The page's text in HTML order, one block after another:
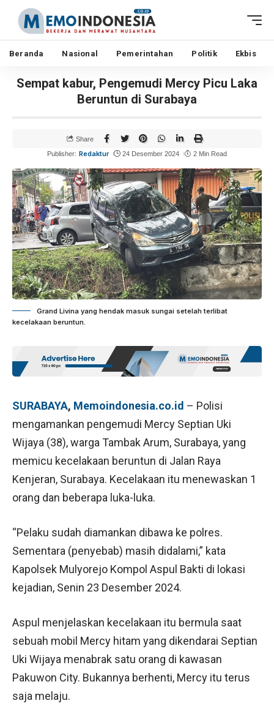
Beranda Nasional Pemerintahan Politik Ekbis
Sempat kabur, Pengemudi Mercy Picu Laka
Beruntun di Surabaya
Publisher: Redaktur 24 Desember 2024 2 Min Read
Share
Grand Livina yang hendak masuk sungai setelah terlibat
kecelakaan beruntun.
SURABAYA, Memoindonesia.co.id – Polisi
mengamankan pengemudi Mercy Septian Uki
Wijaya (38), warga Tambak Arum, Surabaya, yang
memicu kecelakaan beruntun di Jalan Raya
Kenjeran, Surabaya. Kecelakaan itu menewaskan 1
orang dan beberapa luka-luka.
“Pelaku sudah diamankan dibawa ke polres.
Sementara (penyebab) masih didalami,” kata
Kapolsek Mulyorejo Kompol Aspul Bakti di lokasi
kejadian, Senin 23 Desember 2024.
Aspul menjelaskan kecelakaan itu bermula saat
sebuah mobil Mercy hitam yang dikendarai Septian
Uki Wijaya menabrak satu orang di kawasan
Pakuwon City. Bukannya berhenti, Mercy itu terus
saja melaju.